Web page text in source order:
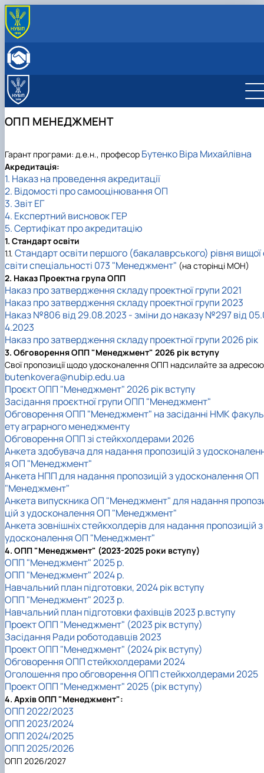
Навчально-наукова лабораторія
програми та ЕНК
Аспіранти кафедри
МІЖНАРОДНА ДІЯЛЬНІСТЬ
СТУДЕНТСЬКИЙ ГУРТОК
МІЖНАРОДНІ НАУКОВО-ПРАКТИЧНІ КОНФЕРЕНЦІЇ
ОПП МЕНЕДЖМЕНТ
Гарант програми: д.е.н., професор Бутенко Віра Михайлівна
Акредитація:
1. Наказ на проведення акредитації
2. Відомості про самооцінювання ОП
3. Звіт ЕГ
4. Експертний висновок ГЕР
5. Сертифікат про акредитацію
1. Стандарт освіти
1.1. Стандарт освіти першого (бакалаврського) рівня вищої
світи спеціальності 073 "Менеджмент" (на сторінці МОН)
2. Наказ Проектна група ОПП
Наказ про затвердження складу проектної групи 2021
Наказ про затвердження складу проектної групи 2023
Наказ №806 від 29.08.2023 - зміни до наказу №297 від
4.2023
Наказ про затвердження складу проектної групи 2026 рік
3. ОбговоренняОПП "Менеджмент" 2026 рік вступу
Свої пропозиції щодо удосконалення ОПП надсилайте за
butenkovera@nubip.edu.ua
Проєкт ОПП "Менеджмент" 2026 рік вступу
Засідання проєктної групи ОПП "Менеджмент"
Обговорення ОПП "Менеджмент" на засіданні НМК
ету аграрного менеджменту
Обговорення ОПП зі стейкхолдерами 2026
Анкета здобувача для надання пропозицій з
я ОП "Менеджмент"
Анкета НПП для надання пропозицій з удосконалення ОП
"Менеджмент"
Анкета випускника ОП "Менеджмент" для надання
цій з удосконалення ОП "Менеджмент"
Анкета зовнішніх стейкхолдерів для надання пропозицій з
удосконалення ОП "Менеджмент"
4. ОПП "Менеджмент" (2023-2025 роки вступу)
ОПП "Менеджмент" 2025 р.
ОПП "Менеджмент" 2024 р.
Навчальний план підготовки, 2024 рік вступу
ОПП "Менеджмент" 2023 р.
Навчальний план підготовки фахівців 2023 р.вступу
Проект ОПП "Менеджмент" (2023 рік вступу)
Засідання Ради роботодавців 2023
Проект ОПП "Менеджмент" (2024 рік вступу)
Обговорення ОПП стейкхолдерами 2024
Оголошення про обговорення ОПП стейкхолдерами 2025
Проект ОПП "Менеджмент" 2025 (рік вступу)
4. Архів ОПП "Менеджмент":
ОПП 2022/2023
ОПП 2023/2024
ОПП 2024/2025
ОПП 2025/2026
ОПП 2026/2027